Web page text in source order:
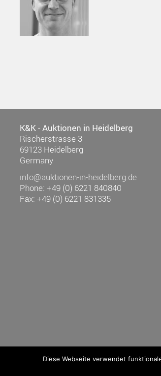
K&K - Auktionen in Heidelberg
Rischerstrasse 3
69123 Heidelberg
Germany
info@auktionen-in-heidelberg.de
Phone: +49 (0) 6221 840840
Fax: +49 (0) 6221 831335
Diese Webseite verwendet